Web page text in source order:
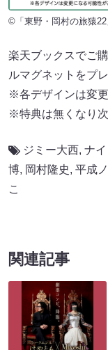
©「東野・岡村の旅猿
楽天ブックスでご
ルマグネットをプ
※各デザインは変
※特典は無くなり
ジミー大西, ナ
博, 岡村隆史, 平成
こ
関連記事